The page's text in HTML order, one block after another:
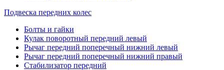
Подвеска передних колес
Болты и гайки
Кулак поворотный передний левый
Рычаг передний поперечный нижний левый
Рычаг передний поперечный нижний правый
Стабилизатор передний